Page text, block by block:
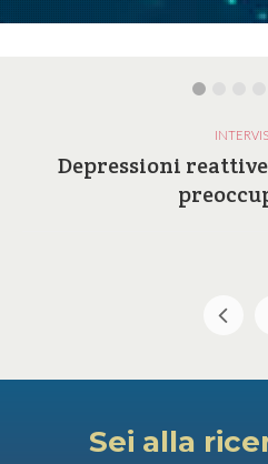
Depressioni
Sei alla